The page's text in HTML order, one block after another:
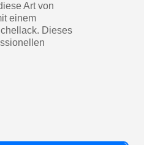
Art von
einem
Dieses